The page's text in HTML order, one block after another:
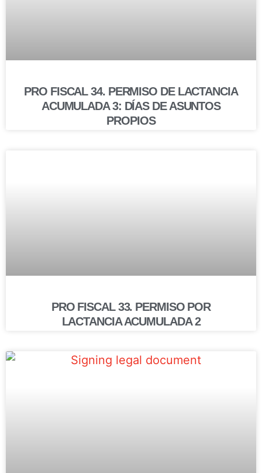
PRO FISCAL 34. PERMISO DE LACTANCIA
ACUMULADA 3: DÍAS DE ASUNTOS
PROPIOS
PRO FISCAL 33. PERMISO POR
LACTANCIA ACUMULADA 2